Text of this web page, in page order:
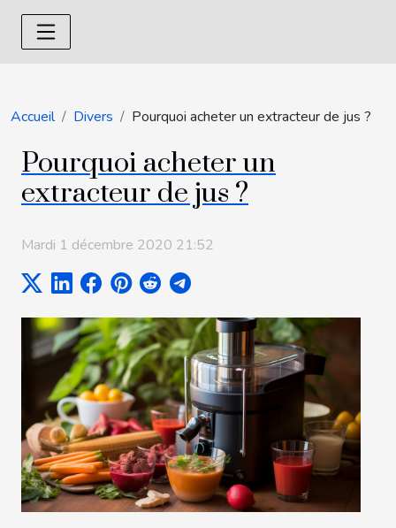
Accueil Divers Pourquoi acheter un extracteur de jus ?
Pourquoi acheter un
extracteur de jus ?
Mardi 1 décembre 2020 21:52